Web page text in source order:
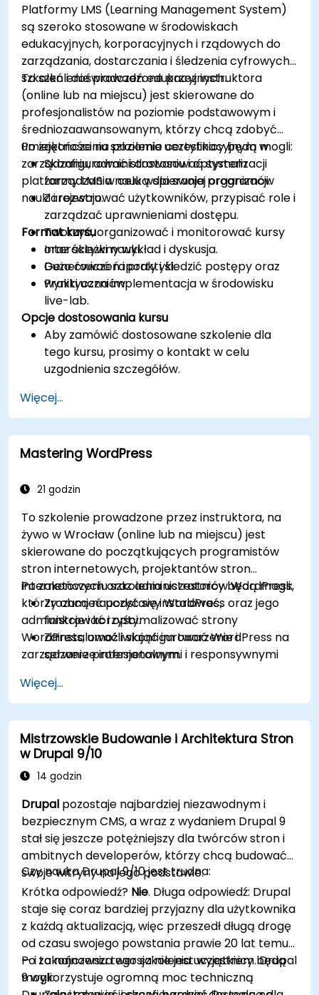
Platformy LMS (Learning Management System)
są szeroko stosowane w środowiskach
edukacyjnych, korporacyjnych i rządowych do
zarządzania, dostarczania i śledzenia cyfrowych
szkoleń i doświadczeń edukacyjnych.
To szkolenie prowadzone przez instruktora
(online lub na miejscu) jest skierowane do
profesjonalistów na poziomie podstawowym i
średniozaawansowanym, którzy chcą zdobyć
umiejętności na poziomie certyfikacyjnym w
zarządzaniu, administrowaniu i optymalizacji
platformy LMS w celu wspierania programów
nauki i rozwoju.
Po zakończeniu szkolenia uczestnicy będą mogli:
Skonfigurować i dostosować system
zarządzania nauką dla swojej organizacji.
Zarejestrować użytkowników, przypisać role i
zarządzać uprawnieniami dostępu.
Tworzyć, organizować i monitorować kursy
oraz ścieżki nauki.
Generować raporty i śledzić postępy oraz
wyniki uczniów.
Format kursu
Interaktywny wykład i dyskusja.
Dużo ćwiczeń i praktyki.
Praktyczna implementacja w środowisku
live-lab.
Opcje dostosowania kursu
Aby zamówić dostosowane szkolenie dla
tego kursu, prosimy o kontakt w celu
uzgodnienia szczegółów.
Więcej...
Mastering WordPress
21 godzin
To szkolenie prowadzone przez instruktora, na
żywo w Wrocław (online lub na miejscu) jest
skierowane do początkujących programistów
stron internetowych, projektantów stron
internetowych oraz administratorów WordPress,
którzy chcą nauczyć się instalować,
administrować i optymalizować strony
WordPress, umożliwiając im tworzenie i
zarządzanie profesjonalnymi i responsywnymi
Po zakończeniu szkolenia uczestnicy będą mogli:
Zrozumieć podstawy WordPress oraz jego
funkcje i korzyści.
Zainstalować i skonfigurować WordPress na
serwerze internetowym.
poprawić funkcjonalność i wydajność
WordPress.
Tworzyć i zarządzać niestandardowymi
typami postów w WordPress.
Tworzyć strony WordPress na poziomie
podstawowym, średnio zaawansowanym i
Używać Elementor do projektowania i
dostosowywania stron WordPress.
Implementować mapę witryny i okruszki
chleba dla stron WordPress.
Stosować dobre praktyki w projektowaniu
stron internetowych i responsywnym
projektowaniu dla stron WordPress.
Optymalizować strony WordPress pod
kątem SEO i Google Analytics.
Więcej...
Mistrzowskie Budowanie i Architektura Stron
w Drupal 9/10
14 godzin
Drupal pozostaje najbardziej niezawodnym i
bezpiecznym CMS, a wraz z wydaniem Drupal 9
stał się jeszcze potężniejszy dla twórców stron i
ambitnych developerów, którzy chcą budować
swoje witryny na jego podstawie.
Czy nauka Drupal 9/10 jest trudna:
Krótka odpowiedź? Nie. Długa odpowiedź: Drupal
staje się coraz bardziej przyjazny dla użytkownika
z każdą aktualizacją, więc przeszedł długą drogę
od czasu swojego powstania prawie 20 lat temu
— i ta najnowsza wersja nie jest wyjątkiem. Drupal
9 wykorzystuje ogromną moc techniczną
Po zakończeniu tego szkolenia uczestnicy będą
mogli: